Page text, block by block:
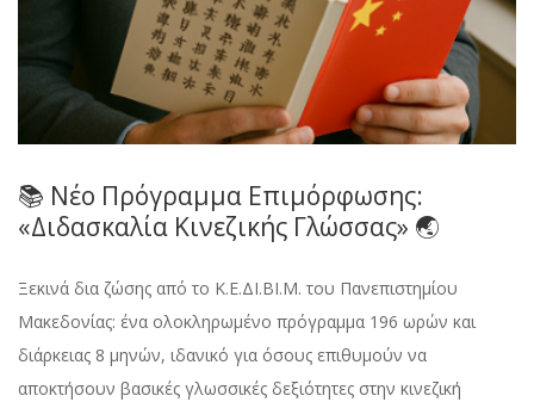
📚 Νέο Πρόγραμμα Επιμόρφωσης:
«Διδασκαλία Κινεζικής Γλώσσας» 🌏
Ξεκινά δια ζώσης από το Κ.Ε.ΔΙ.ΒΙ.Μ. του Πανεπιστημίου
Μακεδονίας: ένα ολοκληρωμένο πρόγραμμα 196 ωρών και
διάρκειας 8 μηνών, ιδανικό για όσους επιθυμούν να
αποκτήσουν βασικές γλωσσικές δεξιότητες στην κινεζική